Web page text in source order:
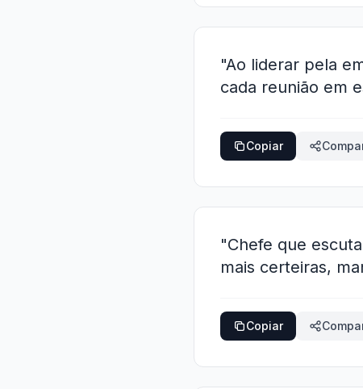
"Ao liderar pela
cada reunião em
Copiar
"Chefe que
mais certeiras,
Copiar